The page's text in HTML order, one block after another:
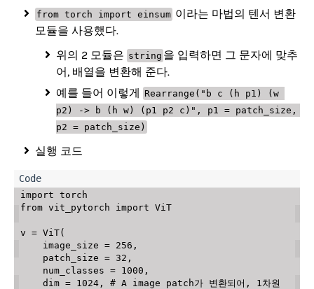
from torch import einsum 이라는 마법의 텐서 변환
모듈을 사용했다.
위의 2 모듈은 string 을 입력하면 그 문자에 맞추
어, 배열을 변환해 준다.
예를 들어 이렇게 Rearrange("b c (h p1) (w
p2) -> b (h w) (p1 p2 c)", p1 = patch_size,
p2 = patch_size)
실행 코드
import
from vit_pytorch import ViT
v = ViT(
    image_size
= 256 ,
    patch_size
= 32 ,
    num_classes
= 1000 ,
    dim
= 1024 ,
# A image patch가 변환되어, 1차원